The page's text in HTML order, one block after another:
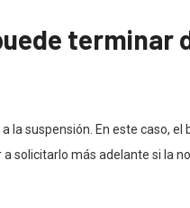
terminar
la suspensión. En este caso,
solicitarlo más adelante si la